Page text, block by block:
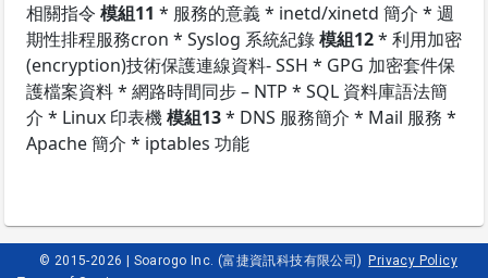
相關指令 模組11 * 服務的意義 * inetd/xinetd 簡介 * 週
期性排程服務cron * Syslog 系統紀錄模組12* 利用加密
(encryption)技術保護連線資料- SSH * GPG 加密套件保
護檔案資料 * 網路時間同步 – NTP * SQL 資料庫語法簡
介 * Linux 印表機模組13* DNS 服務簡介 * Mail 服務 *
Apache 簡介 * iptables 功能
© 2015-2026 | Soarogo Inc. (富捷資訊科技有限公司)
Privacy Policy